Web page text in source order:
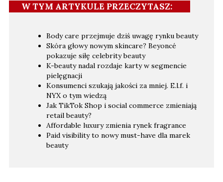
W TYM ARTYKULE PRZECZYTASZ:
Body care przejmuje dziś uwagę rynku beauty
Skóra głowy nowym skincare? Beyoncé
pokazuje siłę celebrity beauty
K-beauty nadal rozdaje karty w segmencie
pielęgnacji
Konsumenci szukają jakości za mniej. E.l.f. i
NYX o tym wiedzą
Jak TikTok Shop i social commerce zmieniają
retail beauty?
Affordable luxury zmienia rynek fragrance
Paid visibility to nowy must-have dla marek
beauty